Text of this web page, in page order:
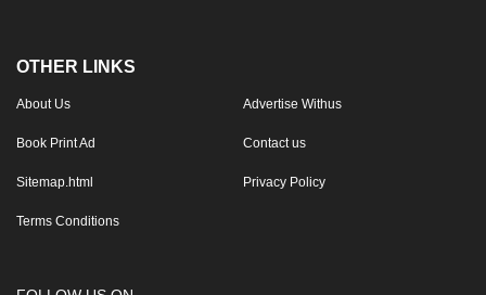
OTHER LINKS
About Us Advertise Withus
Book Print Ad Contact us
Sitemap.html Privacy Policy
Terms Conditions